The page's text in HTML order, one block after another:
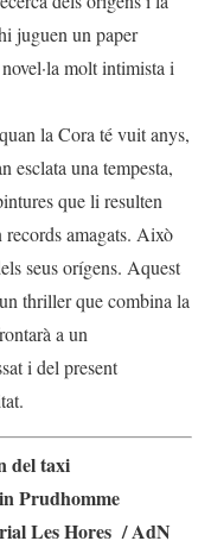
juguen un paper
molt intimista i
la Cora té vuit anys,
esclata una tempesta,
que li resulten
amagats. Això
seus orígens. Aquest
thriller que combina la
a un
i del present
del taxi
Prudhomme
Les Hores / AdN